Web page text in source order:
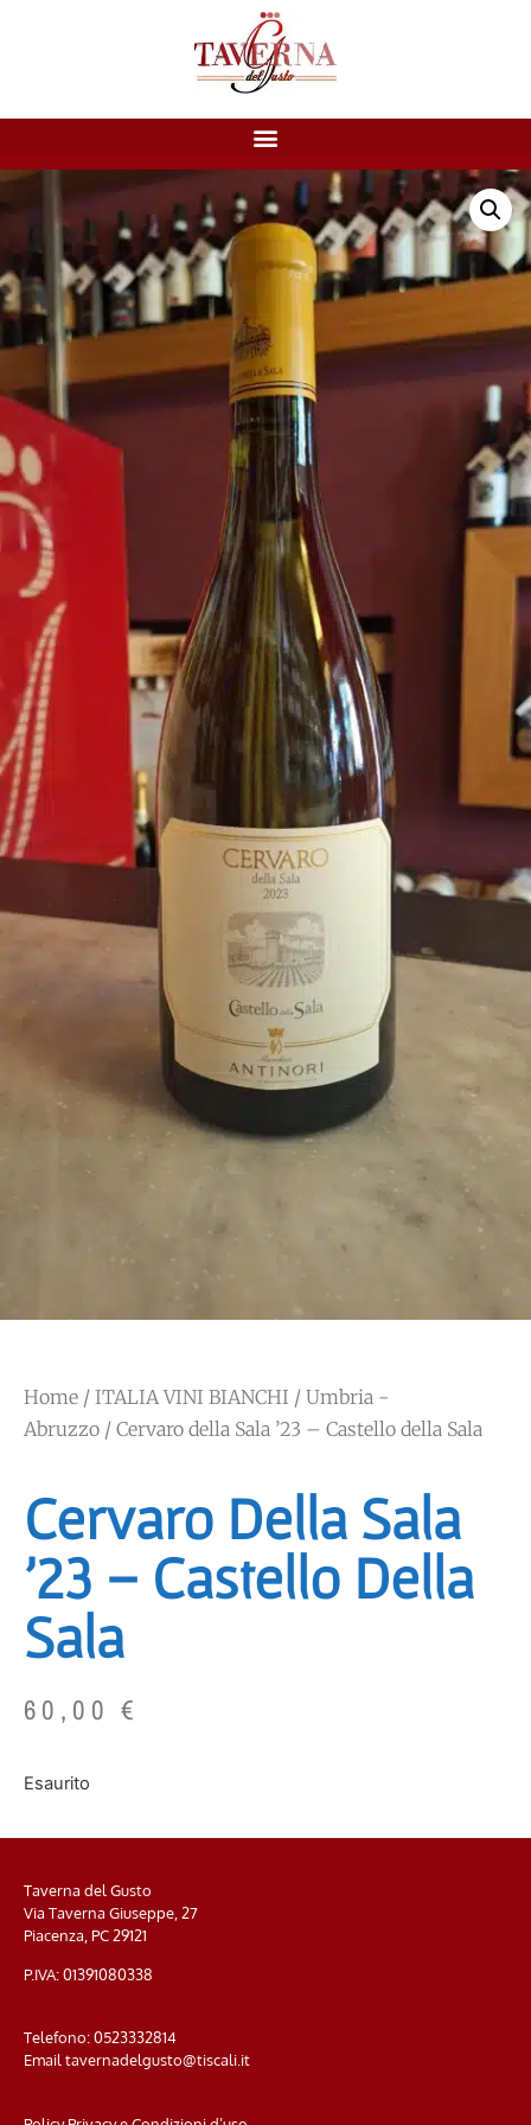
Home / ITALIA VINI BIANCHI / Umbria -
Abruzzo / Cervaro della Sala ’23 – Castello della Sala
Cervaro Della Sala
’23 – Castello Della
Sala
60,00€
Esaurito
Taverna del Gusto
Via Taverna Giuseppe, 27
Piacenza, PC29121
P.IVA: 01391080338
Telefono:0523332814
Emailtavernadelgusto@tiscali.it